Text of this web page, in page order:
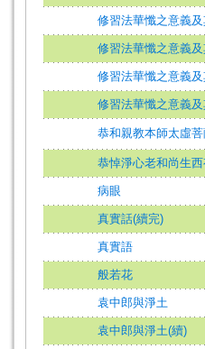
修習法華懺之意義
修習法華懺之意義
修習法華懺之意義
修習法華懺之意義
恭和親教本師太虛
恭悼淨心老和尚生
病眼
真實話(續完)
真實語
般若花
袁中郎與淨土
袁中郎與淨土(續)